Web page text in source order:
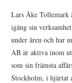
ORGANISERA
BILTEMA
OM U S
Lars Åke Tollemark
igång sin
under åren och har
AB är aktiva inom
som sin främsta
Stockholm, i hjärtat